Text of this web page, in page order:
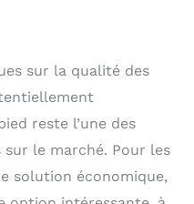
sur la qualité des
reste l’une des
le marché. Pour les
solution économique,